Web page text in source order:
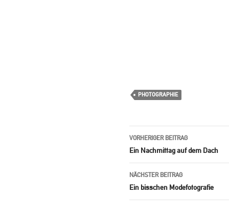
PHOTOGRAPHIE
Beitrags-
Navigation
VORHERIGER BEITRAG
Ein Nachmittag auf dem Dach
NÄCHSTER BEITRAG
Ein bisschen Modefotografie